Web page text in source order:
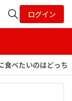
検索
ログイン
食べたいのはどっち